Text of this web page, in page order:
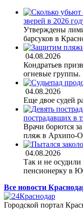
зверей в 2026
Утверждены
барсуков в
04.08.2026
Кондратьев
огневые группы.
04.08.2026
Еще двое судей
пострадавших в
Врачи борются
пляж в Архипо-
04.08.2026
Так и не осудили
пенсионерку в
Все новости
Городской портал